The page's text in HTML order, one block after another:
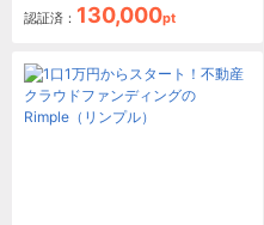
認証済： 130,000pt